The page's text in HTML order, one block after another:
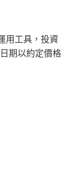
用工具，投資
期以約定價格